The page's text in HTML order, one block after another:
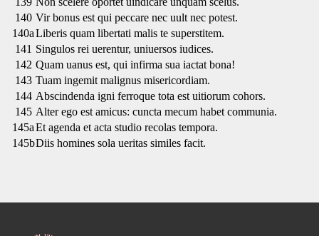
140 Vir bonus est qui peccare nec uult nec potest.
140aLiberis quam libertati malis te superstitem.
141 Singulos rei uerentur, uniuersos iudices.
142 Quam uanus est, qui infirma sua iactat bona!
143 Tuam ingemit malignus misericordiam.
144 Abscindenda igni ferroque tota est uitiorum cohors.
145 Alter ego est amicus: cuncta mecum habet communia.
145aEt agenda et acta studio recolas tempora.
145bDiis homines sola ueritas similes facit.